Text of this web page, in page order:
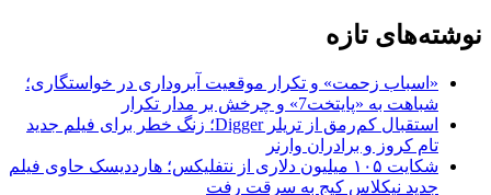
نوشته‌های تازه
«اسباب زحمت» و تکرار موقعیت آبروداری در خواستگاری؛
شباهت به «پایتخت7» و چرخش بر مدار تکرار
استقبال کم‌رمق از تریلر Digger؛ زنگ خطر برای فیلم جدید
تام کروز و برادران وارنر
شکایت ۱۰۵ میلیون دلاری از نتفلیکس؛ هارددیسک حاوی فیلم
جدید نیکلاس کیج به سرقت رفت